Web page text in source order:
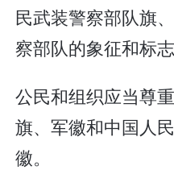
民武装警察部队旗
察部队的象征和标志
公民和组织应当尊
旗、军徽和中国人
徽。